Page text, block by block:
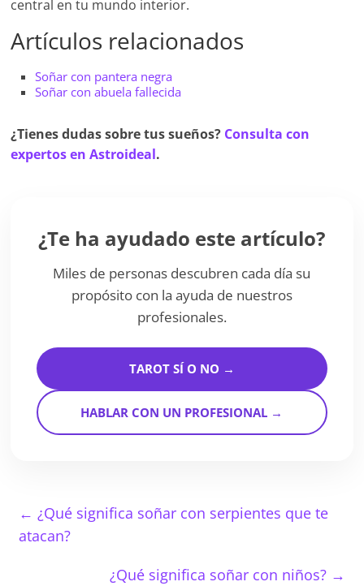
central en tu mundo interior.
Artículos relacionados
Soñar con pantera negra
Soñar con abuela fallecida
¿Tienes dudas sobre tus sueños? Consulta con
expertos en Astroideal.
¿Te ha ayudado este artículo?
Miles de personas descubren cada día su
propósito con la ayuda de nuestros
profesionales.
TAROT SÍ O NO →
HABLAR CON UN PROFESIONAL →
← ¿Qué significa soñar con serpientes que te
atacan?
¿Qué significa soñar con niños? →